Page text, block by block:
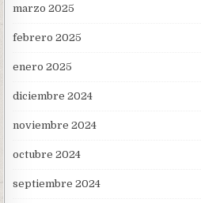
marzo 2025
febrero 2025
enero 2025
diciembre 2024
noviembre 2024
octubre 2024
septiembre 2024